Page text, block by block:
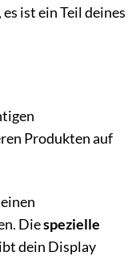
ist ein Teil deines
Produkten auf
Diespezielle
dein Display